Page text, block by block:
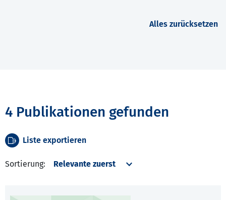
Alles zurücksetzen
4 Publikationen gefunden
Liste exportieren
Sortierung: